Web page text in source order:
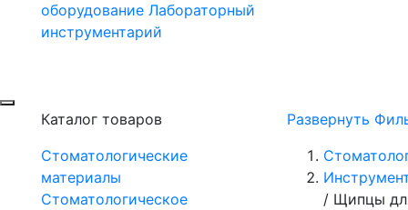
оборудование Лабораторный
инструментарий
Каталог товаров
Стоматологические
материалы
Стоматологическое
Развернуть
/ Щипцы